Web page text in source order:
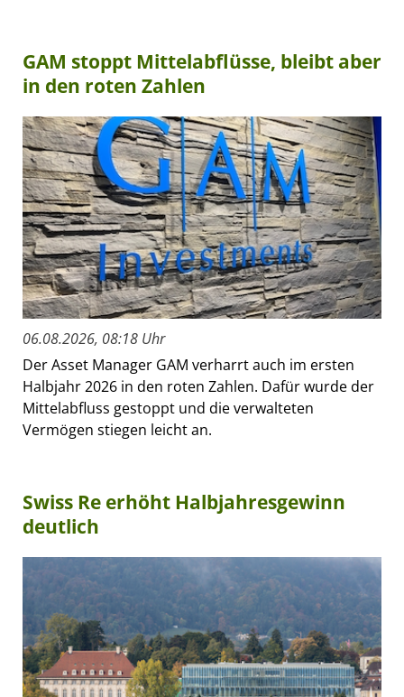
GAM stoppt Mittelabflüsse, bleibt aber
in den roten Zahlen
06.08.2026, 08:18 Uhr
Der Asset Manager GAM verharrt auch im ersten
Halbjahr 2026 in den roten Zahlen. Dafür wurde der
Mittelabfluss gestoppt und die verwalteten
Vermögen stiegen leicht an.
Swiss Re erhöht Halbjahresgewinn
deutlich